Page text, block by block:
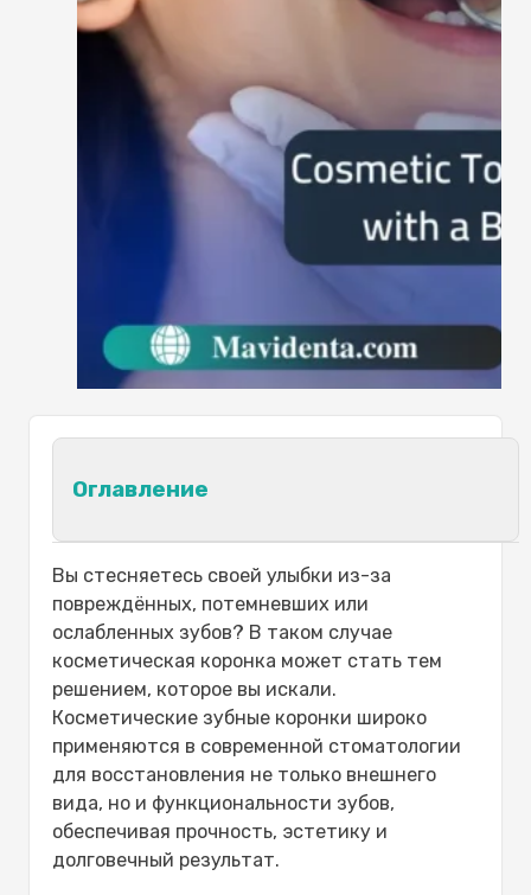
Оглавление
Что такое косметическая коронка?
Зачем нужны косметические коронки?
Виды косметических зубных коронок
Фарфоровые коронки
Керамические коронки
Циркониевые коронки
Металлические коронки с
фарфоровым покрытием
Преимущества косметических зубных
коронок
Восстановление повреждённых
Вы стесняетесь своей улыбки из-за
повреждённых, потемневших или
ослабленных зубов? В таком случае
косметическая коронка может стать тем
решением, которое вы искали.
Косметические зубные коронки широко
применяются в современной стоматологии
для восстановления не только внешнего
вида, но и функциональности зубов,
обеспечивая прочность, эстетику и
долговечный результат.